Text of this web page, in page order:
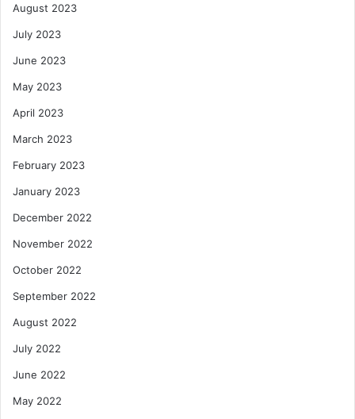
August 2023
July 2023
June 2023
May 2023
April 2023
March 2023
February 2023
January 2023
December 2022
November 2022
October 2022
September 2022
August 2022
July 2022
June 2022
May 2022